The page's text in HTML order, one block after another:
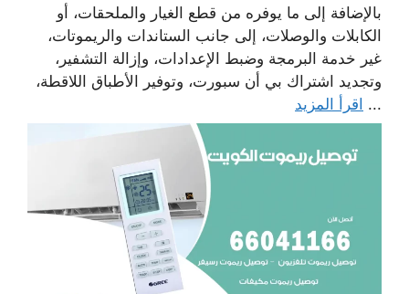
بالإضافة إلى ما يوفره من قطع الغيار والملحقات، أو
الكابلات والوصلات، إلى جانب الستاندات والريموتات،
غير خدمة البرمجة وضبط الإعدادات، وإزالة التشفير،
وتجديد اشتراك بي أن سبورت، وتوفير الأطباق اللاقطة،
... اقرأ المزيد